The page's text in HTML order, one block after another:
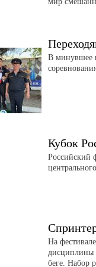
В минувшее
Кубок
Российский
На
дисциплины
беге. Набор